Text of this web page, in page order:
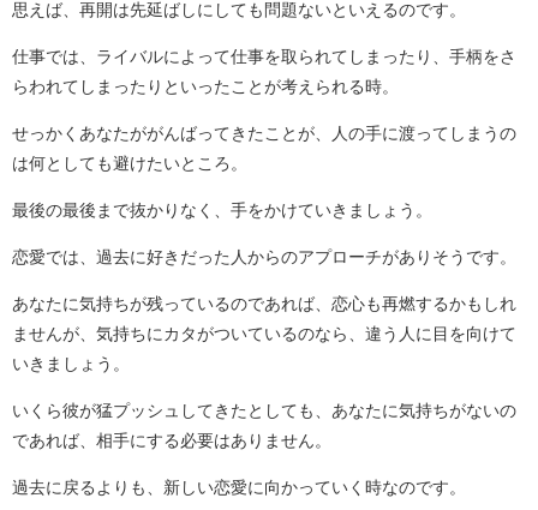
思えば、再開は先延ばしにしても問題ないといえるのです。
仕事では、ライバルによって仕事を取られてしまったり、手柄をさ
らわれてしまったりといったことが考えられる時。
せっかくあなたががんばってきたことが、人の手に渡ってしまうの
は何としても避けたいところ。
最後の最後まで抜かりなく、手をかけていきましょう。
恋愛では、過去に好きだった人からのアプローチがありそうです。
あなたに気持ちが残っているのであれば、恋心も再燃するかもしれ
ませんが、気持ちにカタがついているのなら、違う人に目を向けて
いきましょう。
いくら彼が猛プッシュしてきたとしても、あなたに気持ちがないの
であれば、相手にする必要はありません。
過去に戻るよりも、新しい恋愛に向かっていく時なのです。